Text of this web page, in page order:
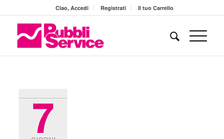
Ciao, Accedi Registrati Il tuo Carrello